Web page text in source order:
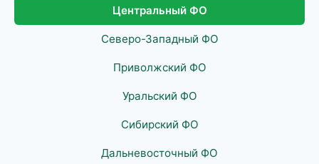
Центральный ФО
Северо-Западный ФО
Приволжский ФО
Уральский ФО
Сибирский ФО
Дальневосточный ФО